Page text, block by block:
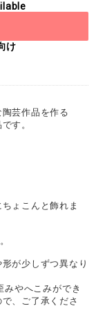
け
芸作品を作る
す。
ょこんと飾れま
が少しずつ異なり
みやへこみができ
、ご了承くださ